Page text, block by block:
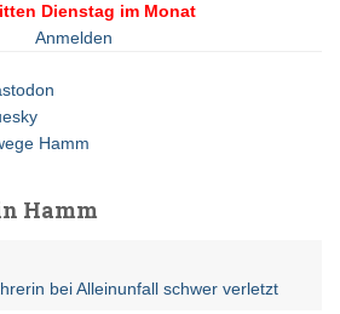
Dienstag im Monat
Anmelden
Hamm
Hamm
bei Alleinunfall schwer verletzt